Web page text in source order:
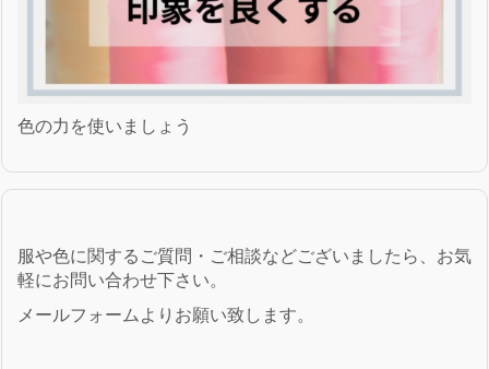
色の力を使いましょう
服や色に関するご質問・ご相談などございましたら、お気
軽にお問い合わせ下さい。
メールフォームよりお願い致します。